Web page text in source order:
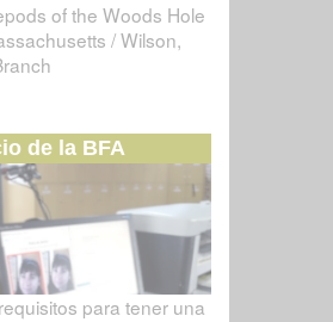
of the Woods Hole
/ Wilson,
de la BFA
para tener una